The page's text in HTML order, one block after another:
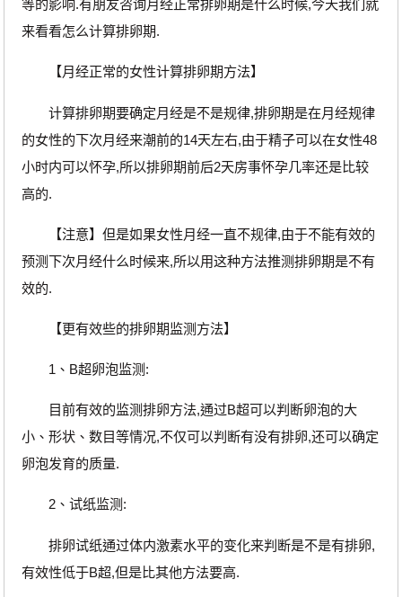
等的影响.有朋友咨询月经正常排卵期是什么时候,今天我们就
来看看怎么计算排卵期.
【月经正常的女性计算排卵期方法】
计算排卵期要确定月经是不是规律,排卵期是在月经规律
的女性的下次月经来潮前的14天左右,由于精子可以在女性48
小时内可以怀孕,所以排卵期前后2天房事怀孕几率还是比较
高的.
【注意】但是如果女性月经一直不规律,由于不能有效的
预测下次月经什么时候来,所以用这种方法推测排卵期是不有
效的.
【更有效些的排卵期监测方法】
1、B超卵泡监测:
目前有效的监测排卵方法,通过B超可以判断卵泡的大
小、形状、数目等情况,不仅可以判断有没有排卵,还可以确定
卵泡发育的质量.
2、试纸监测:
排卵试纸通过体内激素水平的变化来判断是不是有排卵,
有效性低于B超,但是比其他方法要高.